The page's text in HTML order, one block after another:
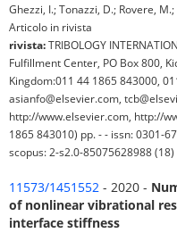
Ghezzi, I.; Tonazzi, D.; Rovere,
Articolo in rivista
rivista:TRIBOLOGY
Fulfillment Center, PO Box 800,
Kingdom:011 44 1865 843000,
asianfo@elsevier.com,
http://www.elsevier.com, http://
1865 843010) pp. - - issn: 0301-
scopus: 2-s2.0-85075628988 (18)
11573/1451552 - 2020 -
of nonlinear vibrational
interface stiffness